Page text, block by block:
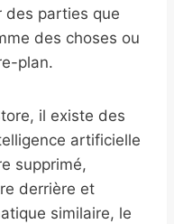
des parties que
des choses ou
plan.
il existe des
artificielle
supprimé,
derrière et
similaire, le